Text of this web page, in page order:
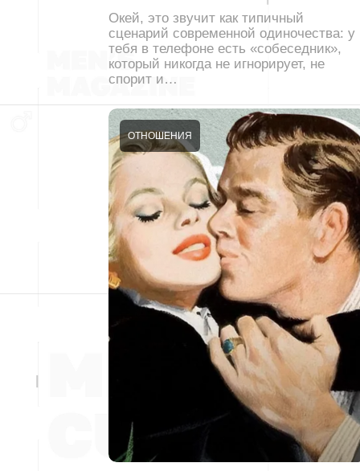
Окей, это звучит как типичный
сценарий современной одиночества: у
тебя в телефоне есть «собеседник»,
который никогда не игнорирует, не
спорит и…
ОТНОШЕНИЯ